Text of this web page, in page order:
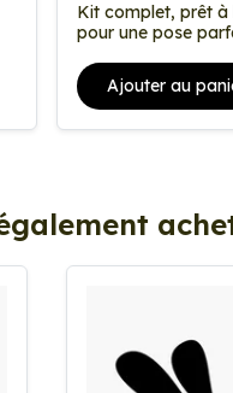
Kit complet, prêt à
pour une pose
Ajouter au